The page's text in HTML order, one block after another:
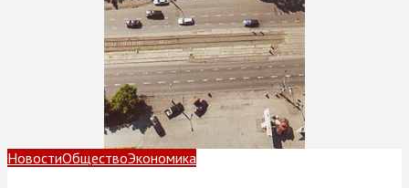
НовостиОбществоЭкономика